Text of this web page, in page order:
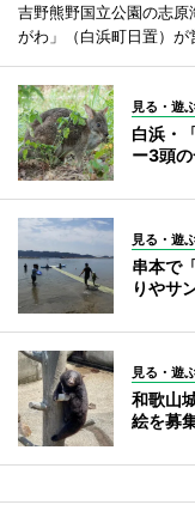
吉野熊野国立公園の志原
がわ」（白浜町日置）が
見る・遊
白浜・
ー3頭
見る・遊
串本で
りやサ
見る・遊
和歌山
絵を募